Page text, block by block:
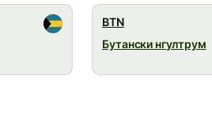
BTN
Бутански нгултрум